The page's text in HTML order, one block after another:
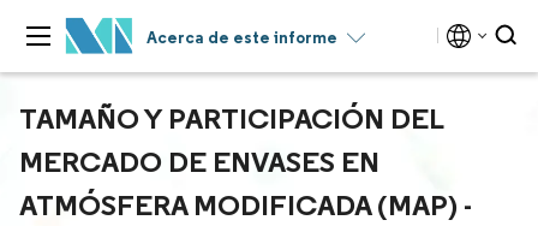
Acerca de este informe
TAMAÑO Y PARTICIPACIÓN DEL
MERCADO DE ENVASES EN
ATMÓSFERA MODIFICADA (MAP) -